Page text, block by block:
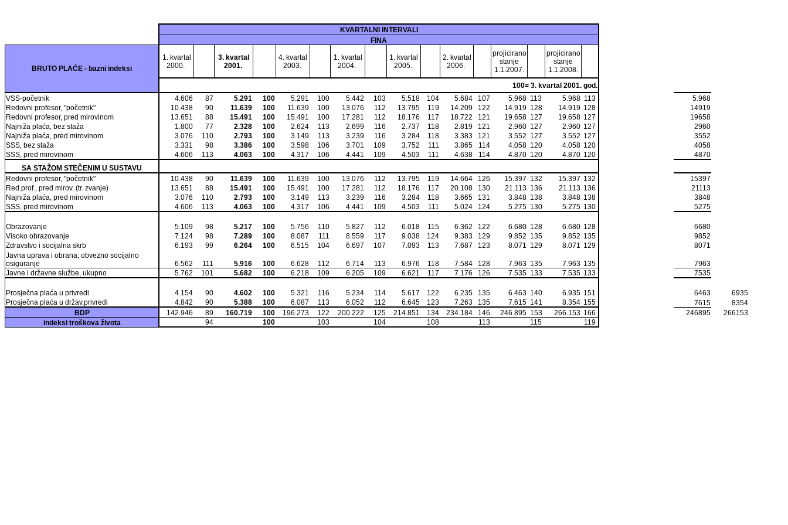
KVARTALNI INTERVALI
FINA
BRUTO PLAĆE - bazni indeksi
1. kvartal
2000.
3. kvartal
2001.
4. kvartal
2003.
1. kvartal
2004.
1. kvartal
2005.
2. kvartal
2006.
projicirano
stanje
1.1.2007.
projicirano
stanje
1.1.2008.
100= 3. kvartal 2001. god.
VSS-početnik
4.606 87 5.291 100 5.291 100 5.442 103 5.518 104 5.684 107 5.968 113 5.968 113
5.968
Redovni profesor, "početnik"
10.438 90 11.639 100 11.639 100 13.076 112 13.795 119 14.209 122 14.919 128 14.919 128
14919
Redovni profesor, pred mirovinom
13.651 88 15.491 100 15.491 100 17.281 112 18.176 117 18.722 121 19.658 127 19.658 127
19658
Najniža plaća, bez staža
1.800 77 2.328 100 2.624 113 2.699 116 2.737 118 2.819 121 2.960 127 2.960 127
2960
Najniža plaća, pred mirovinom
3.076 110 2.793 100 3.149 113 3.239 116 3.284 118 3.383 121 3.552 127 3.552 127
3552
SSS, bez staža
3.331 98 3.386 100 3.598 106 3.701 109 3.752 111 3.865 114 4.058 120 4.058 120
4058
SSS, pred mirovinom
4.606 113 4.063 100 4.317 106 4.441 109 4.503 111 4.638 114 4.870 120 4.870 120
4870
SA STAŽOM STEČENIM U SUSTAVU
Redovni profesor, "početnik"
10.438 90 11.639 100 11.639 100 13.076 112 13.795 119 14.664 126 15.397 132 15.397 132
15397
Red.prof., pred mirov. (tr. zvanje)
13.651 88 15.491 100 15.491 100 17.281 112 18.176 117 20.108 130 21.113 136 21.113 136
21113
Najniža plaća, pred mirovinom
3.076 110 2.793 100 3.149 113 3.239 116 3.284 118 3.665 131 3.848 138 3.848 138
3848
SSS, pred mirovinom
4.606 113 4.063 100 4.317 106 4.441 109 4.503 111 5.024 124 5.275 130 5.275 130 5275
Obrazovanje 5.109 98 5.217 100 5.756 110 5.827 112 6.018 115 6.362 122 6.680 128 6.680 128
6680
Visoko obrazovanje
7.124 98 7.289 100 8.087 111 8.559 117 9.038 124 9.383 129 9.852 135 9.852 135
9852
Zdravstvo i socijalna skrb
6.193 99 6.264 100 6.515 104 6.697 107 7.093 113 7.687 123 8.071 129 8.071 129
8071
Javna uprava i obrana; obvezno socijalno
osiguranje
6.562 111 5.916 100 6.628 112 6.714 113 6.976 118 7.584 128 7.963 135 7.963 135
7963
Javne i državne službe, ukupno
5.762 101 5.682 100 6.218 109 6.205 109 6.621 117 7.176 126 7.535 133 7.535 133 7535
Prosječna plaća u privredi 4.154 90 4.602 100 5.321 116 5.234 114 5.617 122 6.235 135 6.463 140 6.935 151 6463
6935
Prosječna plaća u držav.privredi
4.842 90 5.388 100 6.087 113 6.052 112 6.645 123 7.263 135 7.615 141 8.354 155 7615
8354
BDP
142.946 89 160.719 100 196.273 122 200.222 125 214.851 134 234.184 146 246.895 153 266.153 166 246895
266153
indeksi troškova života
94 100 103 104 108 113 115 119